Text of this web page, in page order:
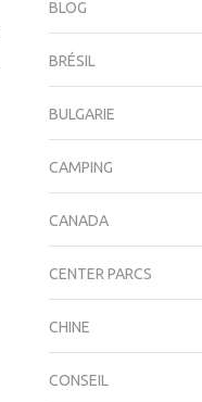
BLOG
BRÉSIL
BULGARIE
CAMPING
CANADA
CENTER PARCS
CHINE
CONSEIL